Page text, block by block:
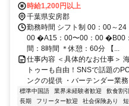
佐久間1510-2 【安房勝山駅より】 町内循環バスで安房勝山駅⇒山田
入口（約15分） バス停から徒歩
時給1,200円以上
千葉県安房郡
勤務時間 シフト制 00：00～
00 �A15：00〜00：00 �B00
間：8時間 ＊休憩：60分 【...
仕事内容 ＜具体的なお仕事＞
トゥーも自由！SNSで話題の
ンクの提供 ・バーテンダー業
標準中国語 業界未経験者歓迎 飲食割
長期
フリーター歓迎 社会保険あり